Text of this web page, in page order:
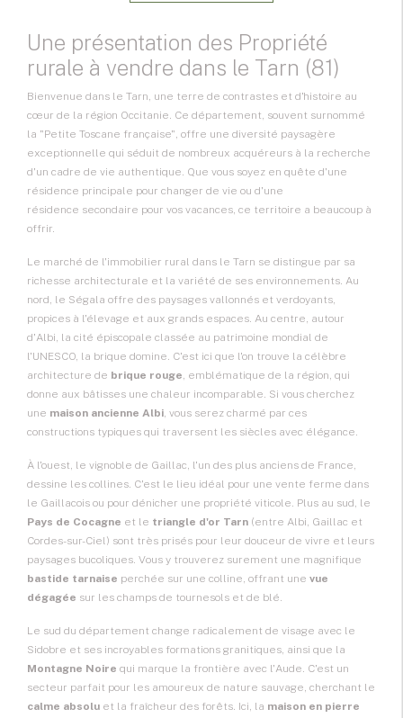
Une présentation des Propriété
rurale à vendre dans le Tarn (81)
Bienvenue dans le Tarn, une terre de contrastes et d'histoire au
cœur de la région Occitanie. Ce département, souvent surnommé
la "Petite Toscane française", offre une diversité paysagère
exceptionnelle qui séduit de nombreux acquéreurs à la recherche
d'un cadre de vie authentique. Que vous soyez en quête d'une
résidence principale pour changer de vie ou d'une
résidence secondaire pour vos vacances, ce territoire a beaucoup à
offrir.
Le marché de l'immobilier rural dans le Tarn se distingue par sa
richesse architecturale et la variété de ses environnements. Au
nord, le Ségala offre des paysages vallonnés et verdoyants,
propices à l'élevage et aux grands espaces. Au centre, autour
d'Albi, la cité épiscopale classée au patrimoine mondial de
l'UNESCO, la brique domine. C'est ici que l'on trouve la célèbre
architecture de brique rouge, emblématique de la région, qui
donne aux bâtisses une chaleur incomparable. Si vous cherchez
une maison ancienne Albi, vous serez charmé par ces
constructions typiques qui traversent les siècles avec élégance.
À l'ouest, le vignoble de Gaillac, l'un des plus anciens de France,
dessine les collines. C'est le lieu idéal pour une vente ferme dans
le Gaillacois ou pour dénicher une propriété viticole. Plus au sud, le
Pays de Cocagne et le triangle d'or Tarn (entre Albi, Gaillac et
Cordes-sur-Ciel) sont très prisés pour leur douceur de vivre et leurs
paysages bucoliques. Vous y trouverez surement une magnifique
bastide tarnaise perchée sur une colline, offrant une vue
dégagée sur les champs de tournesols et de blé.
Le sud du département change radicalement de visage avec le
Sidobre et ses incroyables formations granitiques, ainsi que la
Montagne Noire qui marque la frontière avec l'Aude. C'est un
secteur parfait pour les amoureux de nature sauvage, cherchant le
calme absolu et la fraîcheur des forêts. Ici, la maison en pierre